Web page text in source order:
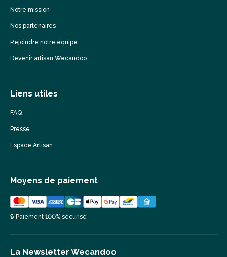
Notre mission
Nos partenaires
Rejoindre notre équipe
Devenir artisan Wecandoo
Liens utiles
FAQ
Presse
Espace Artisan
Moyens de paiement
🔒 Paiement 100% sécurisé
La Newsletter Wecandoo